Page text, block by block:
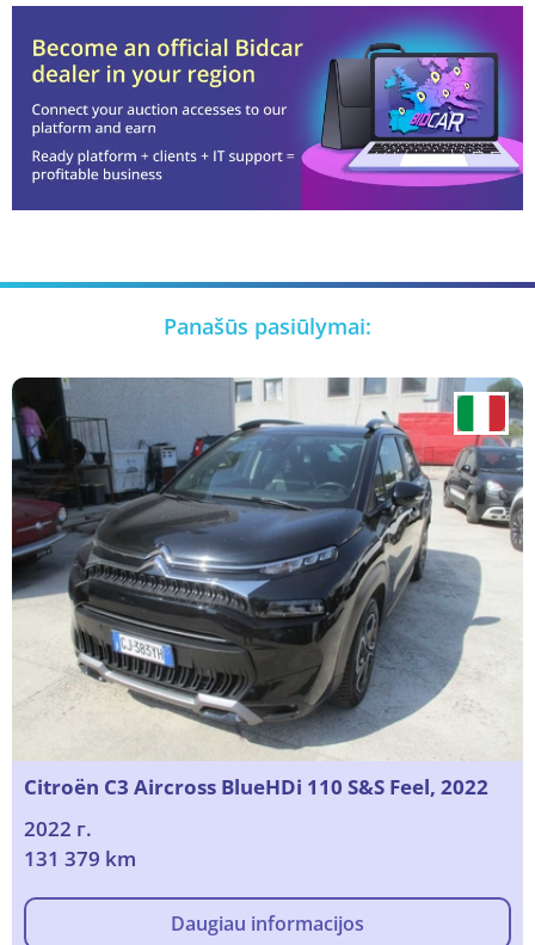
Panašūs pasiūlymai:
Citroën C3 Aircross BlueHDi 110 S&S Feel, 2022
2022 г.
131 379 km
Daugiau informacijos